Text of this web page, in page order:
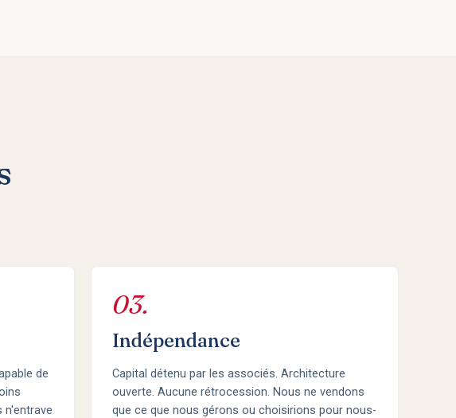
de
n'entrave
03.
Indépendance
Capital détenu par les associés. Architecture
ouverte. Aucune rétrocession. Nous ne vendons
que ce que nous gérons ou choisirions pour nous-